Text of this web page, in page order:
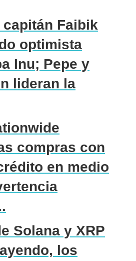
Faibik
optimista
Inu; Pepe y
lideran la
compras con
en medio
Solana y XRP
los